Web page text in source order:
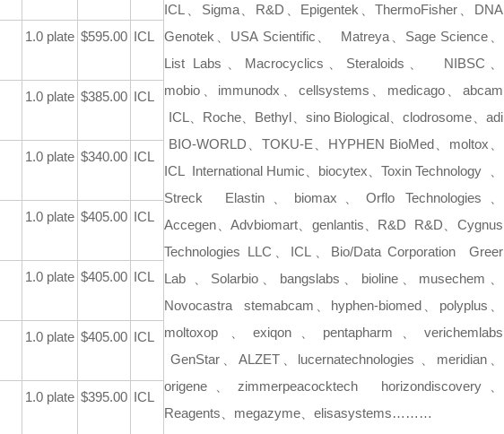
1.0 plate $595.00 ICL
1.0 plate $385.00 ICL
1.0 plate $340.00 ICL
1.0 plate $405.00 ICL
1.0 plate $405.00 ICL
1.0 plate $405.00 ICL
1.0 plate $395.00 ICL
ICL、Sigma、R&D、Epigentek、ThermoFisher、DNA
Genotek、USA Scientific、
Matreya、Sage Science、
List Labs、Macrocyclics、Steraloids、
NIBSC、
mobio、immunodx、cellsystems、medicago、abcam
ICL、Roche、Bethyl、sino Biological、clodrosome、adi
BIO-WORLD、TOKU-E、HYPHEN BioMed、moltox、
ICL
International Humic、biocytex、Toxin Technology 、
Streck Elastin、biomax、Orflo Technologies、
Accegen、Advbiomart、genlantis、R&D R&D、Cygnus
Technologies LLC、ICL、Bio/Data Corporation Greer
Lab 、Solarbio、bangslabs、bioline、musechem、
Novocastra stemabcam、hyphen-biomed、polyplus、
moltoxop 、exiqon、pentapharm、verichemlabs
GenStar、ALZET、lucernatechnologies 、meridian、
origene、zimmerpeacocktechhorizondiscovery、
Reagents、megazyme、elisasystems………